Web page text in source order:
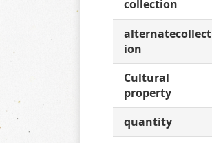
collection
alternatecollect
ion
Cultural
property
quantity